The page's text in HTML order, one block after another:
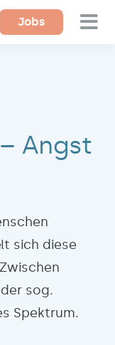
Jobs
Angst
sich diese
sog.
Spektrum.